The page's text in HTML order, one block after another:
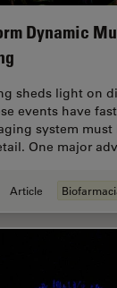
Dynamic
sheds light on
events have
system
One major
Article